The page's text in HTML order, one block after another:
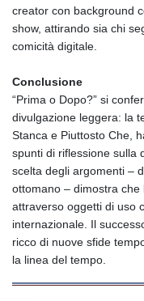
creator con background
show, attirando sia chi
comicità digitale.
Conclusione
“Prima o Dopo?” si
divulgazione leggera: la
Stanca e Piuttosto Che,
spunti di riflessione sulla
scelta degli argomenti –
ottomano – dimostra
attraverso oggetti di uso
internazionale. Il
ricco di nuove sfide
la linea del tempo.